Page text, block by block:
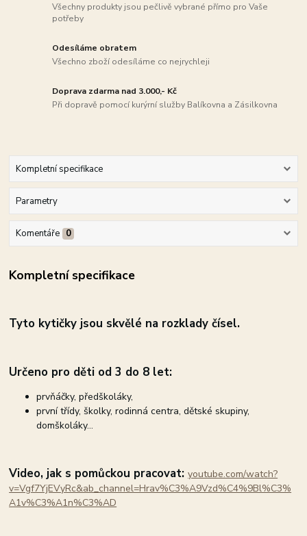
Všechny produkty jsou pečlivě vybrané přímo pro Vaše
potřeby
Odesíláme obratem
Všechno zboží odesíláme co nejrychleji
Doprava zdarma nad 3.000,- Kč
Při dopravě pomocí kurýrní služby Balíkovna a Zásilkovna
Kompletní specifikace
Parametry
Komentáře 0
Kompletní specifikace
Tyto kytičky jsou skvělé na rozklady čísel.
Určeno pro děti od 3 do 8 let:
prvňáčky, předškoláky,
první třídy, školky, rodinná centra, dětské skupiny,
domškoláky...
Video, jak s pomůckou pracovat:youtube.com/watch?
v=Vgf7YjEVyRc&ab_channel=Hrav%C3%A9Vzd%C4%9Bl%C3%
A1v%C3%A1n%C3%AD